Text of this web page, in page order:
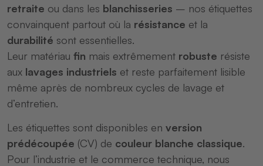
retraite ou dans les blanchisseries – nos étiquettes
convainquent partout où la résistance et la
durabilité sont essentielles.
Leur matériau fin mais extrêmement robuste résiste
aux lavages industriels et reste parfaitement lisible
même après de nombreux cycles de lavage et
d’entretien.
Les étiquettes sont disponibles en version
prédécoupée (CV) de couleur blanche classique.
Pour l’industrie et le commerce technique, nous